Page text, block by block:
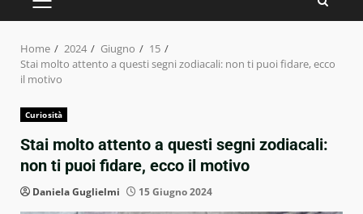
PRIMARY
Home 2024 Giugno
15
Stai molto attento a questi segni zodiacali: non ti puoi fidare, ecco
il motivo
Curiosità
Stai molto attento a questi segni zodiacali:
non ti puoi fidare, ecco il motivo
Daniela Guglielmi 15 Giugno 2024